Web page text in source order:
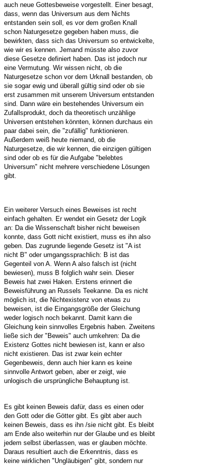
auch neue Gottesbeweise vorgestellt. Einer besagt,
dass, wenn das Universum aus dem Nichts
entstanden sein soll, es vor dem großen Knall
schon Naturgesetze gegeben haben muss, die
bewirkten, dass sich das Universum so entwickelte,
wie wir es kennen. Jemand müsste also zuvor
diese Gesetze definiert haben. Das ist jedoch nur
eine Vermutung. Wir wissen nicht, ob die
Naturgesetze schon vor dem Urknall bestanden, ob
sie sogar ewig und überall gültig sind oder ob sie
erst zusammen mit unserem Universum entstanden
sind. Dann wäre ein bestehendes Universum ein
Zufallsprodukt, doch da theoretisch unzählige
Universen entstehen könnten, können durchaus ein
paar dabei sein, die "zufällig" funktionieren.
Außerdem weiß heute niemand, ob die
Naturgesetze, die wir kennen, die einzigen gültigen
sind oder ob es für die Aufgabe "belebtes
Universum" nicht mehrere verschiedene Lösungen
gibt.
Ein weiterer Versuch eines Beweises ist recht
einfach gehalten. Er wendet ein Gesetz der Logik
an: Da die Wissenschaft bisher nicht beweisen
konnte, dass Gott nicht existiert, muss es ihn also
geben. Das zugrunde liegende Gesetz ist "A ist
nicht B" oder umgangssprachlich: B ist das
Gegenteil von A. Wenn A also falsch ist (nicht
bewiesen), muss B folglich wahr sein. Dieser
Beweis hat zwei Haken. Erstens erinnert die
Beweisführung an Russels Teekanne. Da es nicht
möglich ist, die Nichtexistenz von etwas zu
beweisen, ist die Eingangsgröße der Gleichung
weder logisch noch bekannt. Damit kann die
Gleichung kein sinnvolles Ergebnis haben. Zweitens
ließe sich der "Beweis" auch umkehren: Da die
Existenz Gottes nicht bewiesen ist, kann er also
nicht existieren. Das ist zwar kein echter
Gegenbeweis, denn auch hier kann es keine
sinnvolle Antwort geben, aber er zeigt, wie
unlogisch die ursprüngliche Behauptung ist.
Es gibt keinen Beweis dafür, dass es einen oder
den Gott oder die Götter gibt. Es gibt aber auch
keinen Beweis, dass es ihn /sie nicht gibt. Es bleibt
am Ende also weiterhin nur der Glaube und es bleibt
jedem selbst überlassen, was er glauben möchte.
Daraus resultiert auch die Erkenntnis, dass es
keine wirklichen "Ungläubigen" gibt, sondern nur